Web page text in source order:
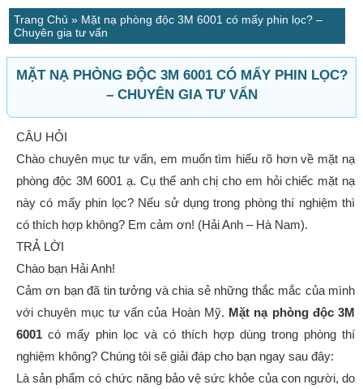
Trang Chủ » Mặt nạ phòng độc 3M 6001 có mấy phin lọc? –
Chuyên gia tư vấn
MẶT NẠ PHÒNG ĐỘC 3M 6001 CÓ MẤY PHIN LỌC?
– CHUYÊN GIA TƯ VẤN
CÂU HỎI
Chào chuyên mục tư vấn, em muốn tìm hiểu rõ hơn về mặt nạ
phòng độc 3M 6001 ạ. Cụ thể anh chị cho em hỏi chiếc mặt nạ
này có mấy phin lọc? Nếu sử dụng trong phòng thí nghiệm thì
có thích hợp không? Em cảm ơn! (Hải Anh – Hà Nam).
TRẢ LỜI
Chào bạn Hải Anh!
Cảm ơn bạn đã tin tưởng và chia sẻ những thắc mắc của mình
với chuyên mục tư vấn của Hoàn Mỹ. Mặt nạ phòng độc 3M
6001 có mấy phin lọc và có thích hợp dùng trong phòng thí
nghiệm không? Chúng tôi sẽ giải đáp cho bạn ngay sau đây:
Là sản phẩm có chức năng bảo vệ sức khỏe của con người, do